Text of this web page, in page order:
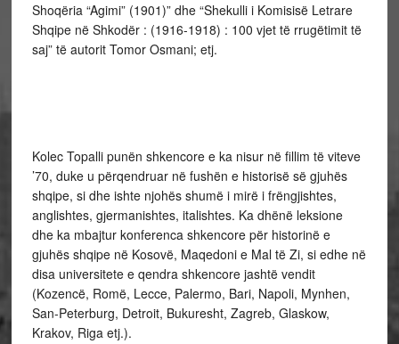
Shoqëria “Agimi” (1901)” dhe “Shekulli i Komisisë Letrare
Shqipe në Shkodër : (1916-1918) : 100 vjet të rrugëtimit të
saj” të autorit Tomor Osmani; etj.
Kolec Topalli punën shkencore e ka nisur në fillim të viteve
’70, duke u përqendruar në fushën e historisë së gjuhës
shqipe, si dhe ishte njohës shumë i mirë i frëngjishtes,
anglishtes, gjermanishtes, italishtes. Ka dhënë leksione
dhe ka mbajtur konferenca shkencore për historinë e
gjuhës shqipe në Kosovë, Maqedoni e Mal të Zi, si edhe në
disa universitete e qendra shkencore jashtë vendit
(Kozencë, Romë, Lecce, Palermo, Bari, Napoli, Mynhen,
San-Peterburg, Detroit, Bukuresht, Zagreb, Glaskow,
Krakov, Riga etj.).